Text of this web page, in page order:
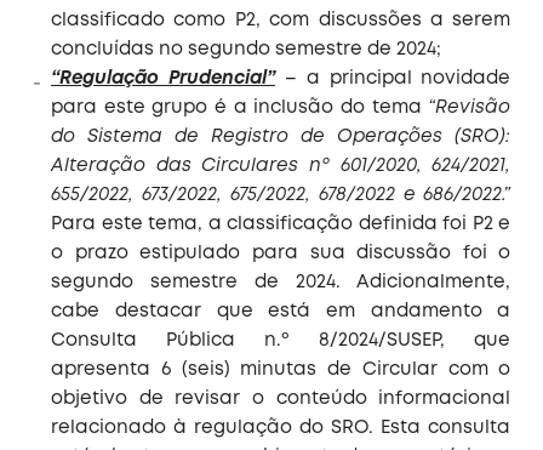
classificado como P2, com discussões a serem
concluídas no segundo semestre de 2024;
“Regulação Prudencial”– a principal novidade
para este grupo é a inclusão do tema “Revisão
do Sistema de Registro de Operações (SRO):
Alteração das Circulares nº 601/2020, 624/2021,
655/2022, 673/2022, 675/2022, 678/2022 e 686/2022.”
Para este tema, a classificação definida foi P2 e
o prazo estipulado para sua discussão foi o
segundo semestre de 2024. Adicionalmente,
cabe destacar que está em andamento a
Consulta Pública n.º 8/2024/SUSEP, que
apresenta 6 (seis) minutas de Circular com o
objetivo de revisar o conteúdo informacional
relacionado à regulação do SRO. Esta consulta